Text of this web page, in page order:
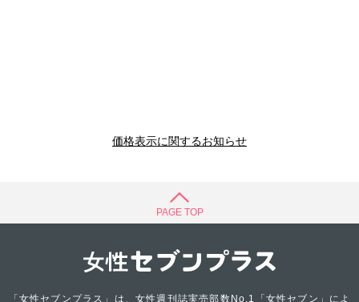
価格表示に関するお知らせ
PAGE TOP
「女性セブンプラス」は、女性週刊誌実売部数No.1「女性セブン」によ